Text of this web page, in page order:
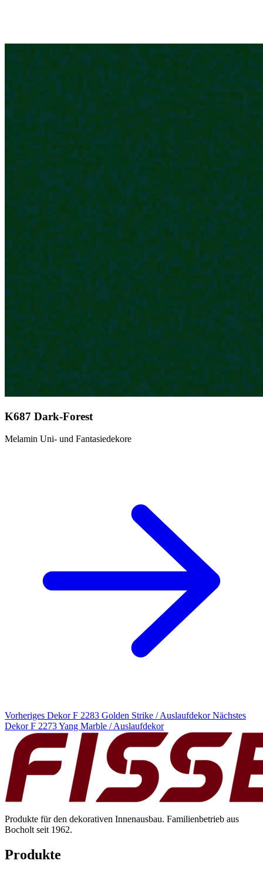
K687 Dark-Forest
Melamin Uni- und Fantasiedekore
Vorheriges Dekor F 2283 Golden Strike / Auslaufdekor Nächstes
Dekor F 2273 Yang Marble / Auslaufdekor
Produkte für den dekorativen Innenausbau. Familienbetrieb aus
Bocholt seit 1962.
Produkte